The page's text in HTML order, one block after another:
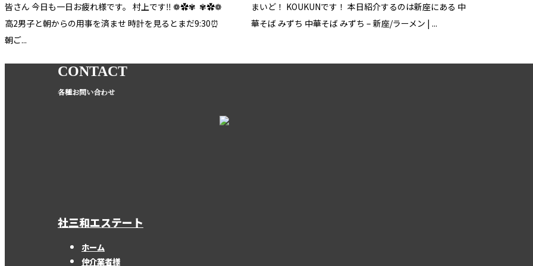
皆さん 今日も一日お疲れ様です。 村上です‼︎ ❁✿✾ ✾✿❁
高2男子と朝からの用事を済ませ 時計を見るとまだ9:30⏰
朝ご...
まいど！ KOUKUNです！ 本日紹介するのは新座にある 中
華そば みずち 中華そば みずち – 新座/ラーメン | ...
CONTACT
各種お問い合わせ
社三和エステート
ホーム
仲介業者様